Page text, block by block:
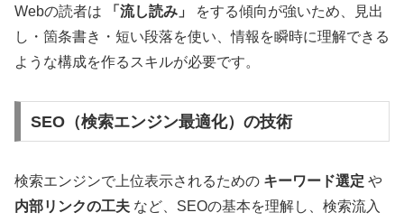
Webの読者は 「流し読み」
をする傾向が強いため、見出
し・箇条書き・短い段落を使い、情報を瞬時に理解できる
ような構成を作るスキルが必要です。
SEO（検索エンジン最適化）の技術
検索エンジンで上位表示されるための キーワード選定 や
内部リンクの工夫 など、SEOの基本を理解し、検索流入